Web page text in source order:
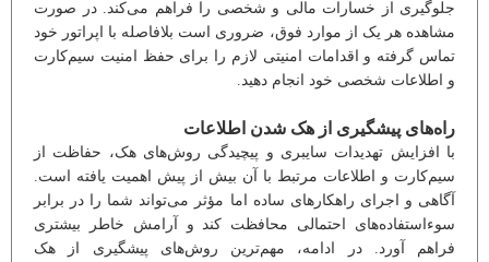
جلوگیری از خسارات مالی و شخصی را فراهم می‌کند. در صورت
مشاهده هر یک از موارد فوق، ضروری است بلافاصله با اپراتور خود
تماس گرفته و اقدامات امنیتی لازم را برای حفظ امنیت سیم‌کارت
و اطلاعات شخصی خود انجام دهید.
راه‌های پیشگیری از هک شدن اطلاعات
با افزایش تهدیدات سایبری و پیچیدگی روش‌های هک، حفاظت از
سیم‌کارت و اطلاعات مرتبط با آن بیش از پیش اهمیت یافته است.
آگاهی و اجرای راهکارهای ساده اما مؤثر می‌تواند شما را در برابر
سوءاستفاده‌های احتمالی محافظت کند و آرامش خاطر بیشتری
فراهم آورد. در ادامه، مهم‌ترین روش‌های پیشگیری از هک